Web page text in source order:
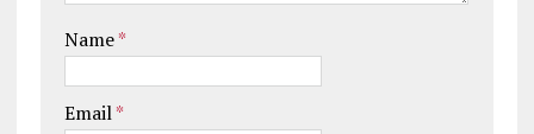
Name*
Email*